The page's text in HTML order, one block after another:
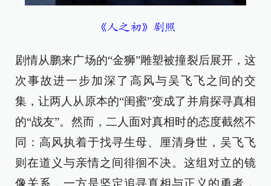
《人之初》剧照
剧情从鹏来广场的“金狮”雕塑被撞裂后展开，这
次事故进一步加深了高风与吴飞飞之间的交
集，让两人从原本的“闺蜜”变成了并肩探寻真相
的“战友”。然而，二人面对真相时的态度截然不
同：高风执着于找寻生母、厘清身世，吴飞飞
则在道义与亲情之间徘徊不决。这组对立的镜
像关系，一方是坚定追寻真相与正义的勇者，